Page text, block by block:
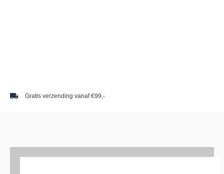
local_shipping Gratis verzending vanaf €99,-